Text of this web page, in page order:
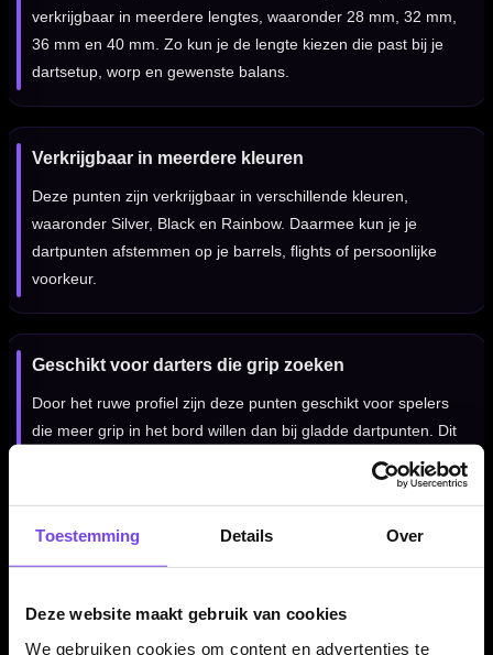
Toestemming Details Over
Deze website maakt gebruik van cookies
We gebruiken cookies om content en advertenties te
verkrijgbaar in meerdere lengtes, waaronder 28 mm, 32 mm,
36 mm en 40 mm. Zo kun je de lengte kiezen die past bij je
dartsetup, worp en gewenste balans.
Verkrijgbaar in meerdere kleuren
Deze punten zijn verkrijgbaar in verschillende kleuren,
waaronder Silver, Black en Rainbow. Daarmee kun je je
dartpunten afstemmen op je barrels, flights of persoonlijke
voorkeur.
Geschikt voor darters die grip zoeken
Door het ruwe profiel zijn deze punten geschikt voor spelers
die meer grip in het bord willen dan bij gladde dartpunten. Dit
maakt ze interessant voor trainingen, wedstrijden en spelers
die vaak last hebben van darts die minder stevig blijven